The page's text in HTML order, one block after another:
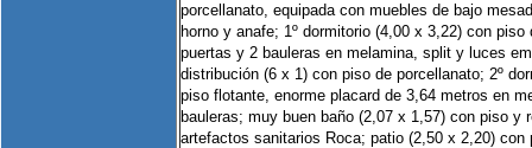
porcellanato, equipada con muebles de bajo
horno y anafe; 1º dormitorio (4,00 x 3,22) con
puertas y 2 bauleras en melamina, split y luces
distribución (6 x 1) con piso de porcellanato; 2º
piso flotante, enorme placard de 3,64 metros en
bauleras; muy buen baño (2,07 x 1,57) con piso y
artefactos sanitarios Roca; patio (2,50 x 2,20) con